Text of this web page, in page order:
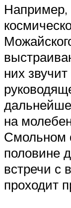
Например,
них
на
Смольном
половине
встречи с
проходит